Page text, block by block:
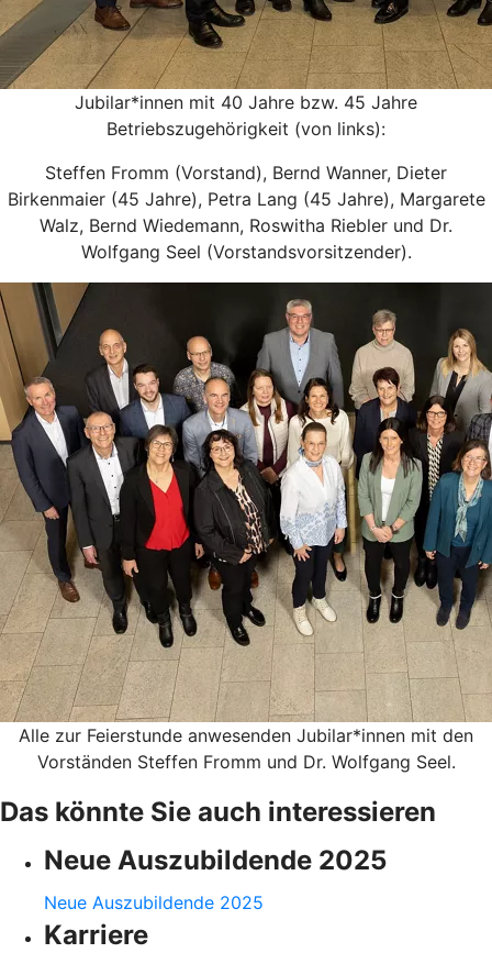
Jubilar*innen mit 40 Jahre bzw. 45 Jahre
Betriebszugehörigkeit (von links):
Steffen Fromm (Vorstand), Bernd Wanner, Dieter
Birkenmaier (45 Jahre), Petra Lang (45 Jahre), Margarete
Walz, Bernd Wiedemann, Roswitha Riebler und Dr.
Wolfgang Seel (Vorstandsvorsitzender).
Alle zur Feierstunde anwesenden Jubilar*innen mit den
Vorständen Steffen Fromm und Dr. Wolfgang Seel.
Das könnte Sie auch interessieren
Neue Auszubildende 2025
Neue Auszubildende 2025
Karriere